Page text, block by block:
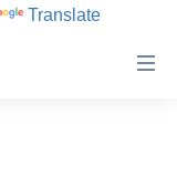
Translate